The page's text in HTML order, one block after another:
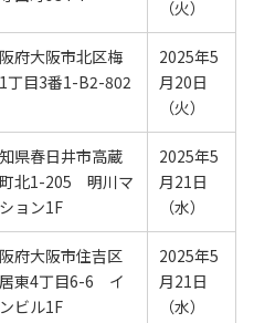
（火）
府大阪市北区梅
丁目3番1-B2-802
2025年5
月20日
（火）
県春日井市高蔵
北1-205 明川マ
ョン1F
2025年5
月21日
（水）
府大阪市住吉区
東4丁目6-6 イ
ビル1F
2025年5
月21日
（水）